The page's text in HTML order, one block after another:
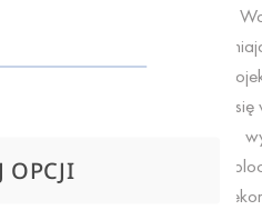
technologią. Model Kalla
atrakcyjna propozycja
unikatowym designem.
industrialny najlepiej sprawdzi
Na jej konstrukcję składa się
podsufitka oraz kabel w
należy zakupić efektowną,
OPCJI